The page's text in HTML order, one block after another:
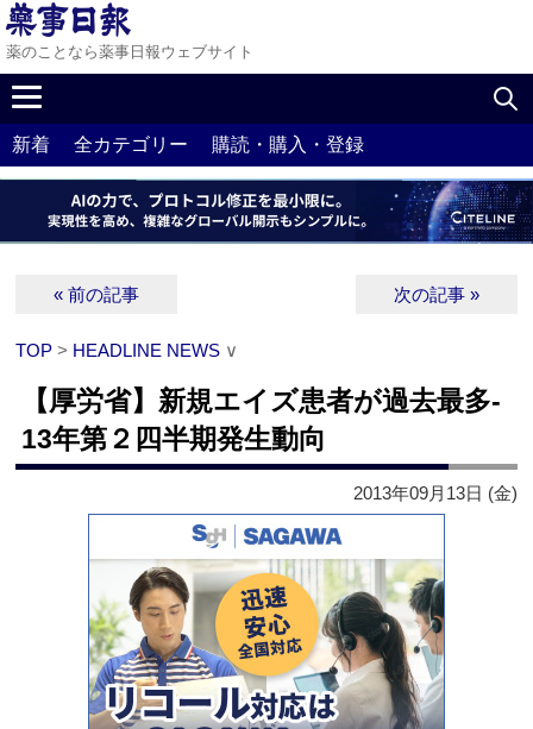
薬のことなら薬事日報ウェブサイト
新着 全カテゴリー 購読・購入・登録
« 前の記事 次の記事 »
TOP > HEADLINE NEWS ∨
【厚労省】新規エイズ患者が過去最多‐
13年第２四半期発生動向
2013年09月13日 (金)